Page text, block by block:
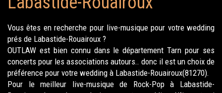
Vous êtes en recherche pour live-musique pour votre wedding
prés de Labastide-Rouairoux ?
OUTLAW est bien connu dans le département Tarn pour ses
concerts pour les associations autours.. donc il est un choix de
préférence pour votre wedding à Labastide-Rouairoux(81270).
Pour le meilleur live-musique de Rock-Pop à Labastide-